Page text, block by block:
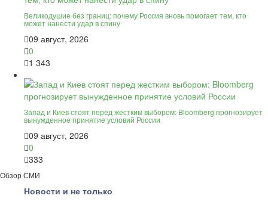
Великодушие без границ: почему Россия вновь помогает тем, кто
может нанести удар в спину
09 август, 2026
0
1 343
Запад и Киев стоят перед жестким выбором: Bloomberg прогнозирует
вынужденное принятие условий России
09 август, 2026
0
333
Обзор СМИ
Новости и не только